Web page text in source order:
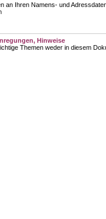
an Ihren Namens- und
Hinweise
Themen weder in diesem